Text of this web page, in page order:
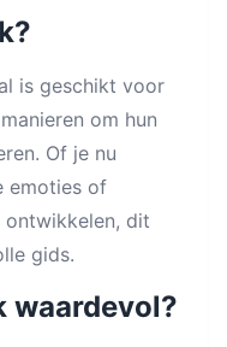
is geschikt voor
om hun
Of je nu
emoties of
dit
gids.
waardevol?